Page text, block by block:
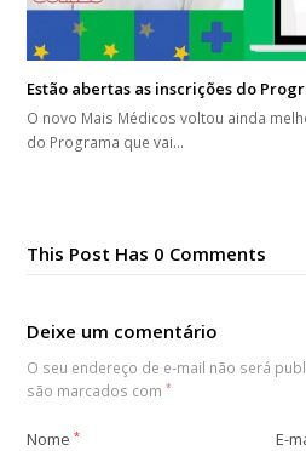
Estão abertas as inscrições do
O novo Mais Médicos voltou ainda
do Programa que vai…
This Post Has 0 Comments
Deixe um comentário
O seu endereço de e-mail não será
são marcados com*
Nome* E-